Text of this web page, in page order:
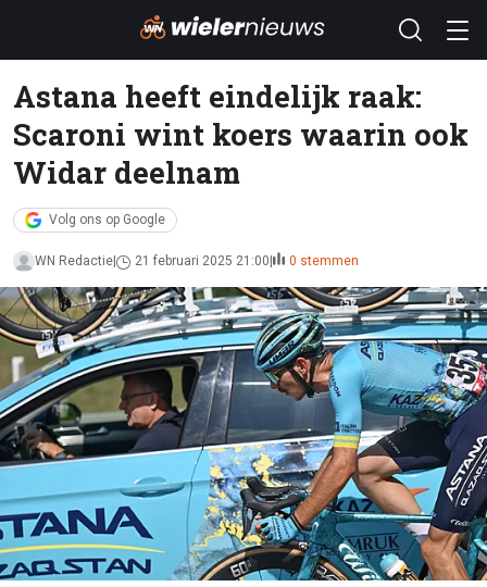
Astana heeft eindelijk raak:
Scaroni wint koers waarin ook
Widar deelnam
Volg ons op Google
WN Redactie 21 februari 2025 21:00 0 stemmen